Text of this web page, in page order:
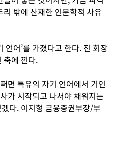
밖에 산재한 인문학적 사유
언어’를 가졌다고 한다. 진 회장
축에 낀다.
면 특유의 자기 언어에서 기인
가 시작되고 나서야 채워지는
다. 이지형 금융증권부장/부